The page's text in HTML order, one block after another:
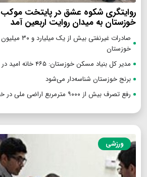
روایتگری شکوه عشق در پایتخت
خوزستان به میدان روایت اربعین آمد
صادرات غیرنفتی
خوزستان
مدیر کل بنیاد مسکن خوزستان: ۴۶۵ خانه امید در خوزستان ساخته می‌شود
برنج خوزستان شناسه‌دار می‌شود
رفع تصرف بیش از ۹۰۰۰ مترمربع اراضی ملی در خوزستان
ورزشی